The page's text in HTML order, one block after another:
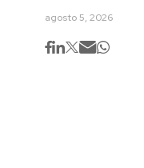
agosto 5, 2026